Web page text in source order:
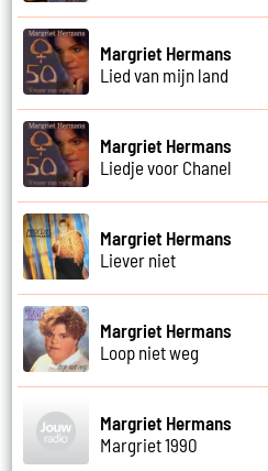
Margriet Hermans
Lied van mijn land
Margriet Hermans
Liedje voor Chanel
Margriet Hermans
Liever niet
Margriet Hermans
Loop niet weg
Margriet Hermans
Margriet 1990